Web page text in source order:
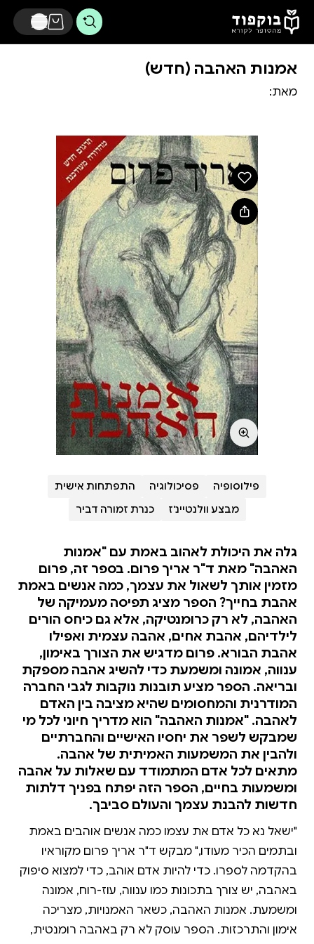
דלג לתוכן הראשי
אמנות האהבה (חדש)
מאת:
פילוסופיה פסיכולוגיה
התפתחות אישית
מבצע וולנטיינ'ז
כנרת זמורה דביר
גלה את היכולת לאהוב באמת עם "אמנות
האהבה" מאת ד"ר אריך פרום. בספר זה, פרום
מזמין אותך לשאול את עצמך, כמה אנשים באמת
אהבת בחייך? הספר מציג תפיסה מעמיקה של
האהבה, לא רק כרומנטיקה, אלא גם כיחס הורים
לילדיהם, אהבת אחים, אהבה עצמית ואפילו
אהבת הבורא. פרום מדגיש את הצורך באימון,
ענווה, אמונה ומשמעת כדי להשיג אהבה מספקת
ובריאה. הספר מציע תובנות נוקבות לגבי החברה
המודרנית והמחסומים שהיא מציבה בין האדם
לאהבה. "אמנות האהבה" הוא מדריך חיוני לכל מי
שמבקש לשפר את יחסיו האישיים והחברתיים
ולהבין את המשמעות האמיתית של אהבה.
מתאים לכל אדם המתמודד עם שאלות על אהבה
ומשמעות בחיים, הספר הזה יפתח בפניך דלתות
חדשות להבנת עצמך והעולם סביבך.
"ישאל נא כל אדם את עצמו כמה אנשים אוהבים באמת
ובתמים הכיר מעודו," מבקש ד"ר אריך פרום מקוראיו
בהקדמה לספרו. כדי להיות אדם אוהב, כדי למצוא סיפוק
באהבה, יש צורך בתכונות כמו ענווה, עוז-רוח, אמונה
ומשמעת. אמנות האהבה, כשאר האמנויות, מצריכה
אימון והתרכזות. הספר עוסק לא רק באהבה רומנטית,